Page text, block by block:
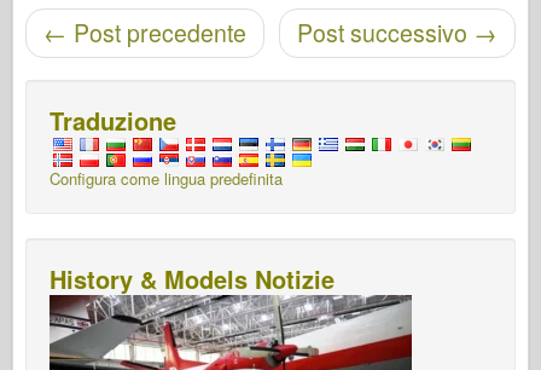
Navigazione post Post successivo →
← Post precedente
Traduzione
Configura come lingua predefinita
History & Models Notizie